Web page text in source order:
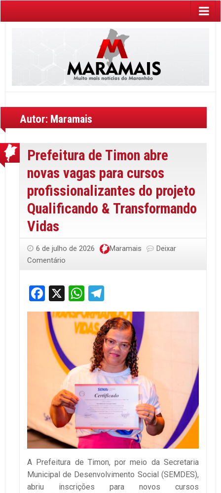
Autor: Maramais
Prefeitura de Timon abre
novas vagas para cursos
profissionalizantes do projeto
Qualificando & Transformando
Vidas
6 de julho de 2026 Maramais
Deixar
Comentário
Facebook
X WhatsApp
A Prefeitura de Timon, por meio da Secretaria
Municipal de Desenvolvimento Social (SEMDES),
abriu inscrições para novos cursos